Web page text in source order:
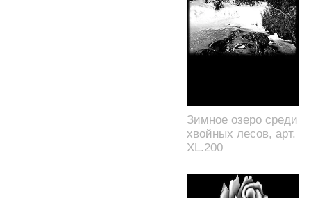
Зимное озеро среди
хвойных лесов, арт.
XL.200